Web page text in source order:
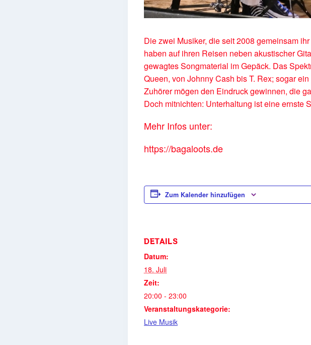
Die zwei Musiker, die seit 2008 gemeinsam
haben auf ihren Reisen neben akustischer
gewagtes Songmaterial im Gepäck. Das
Queen, von Johnny Cash bis T. Rex; sogar
Zuhörer mögen den Eindruck gewinnen, die
Doch mitnichten: Unterhaltung ist eine ernste
Mehr Infos unter:
https://bagaloots.de
Zum Kalender hinzufügen
DETAILS
Datum:
18. Juli
Zeit:
20:00 - 23:00
Veranstaltungskategorie:
Live Musik